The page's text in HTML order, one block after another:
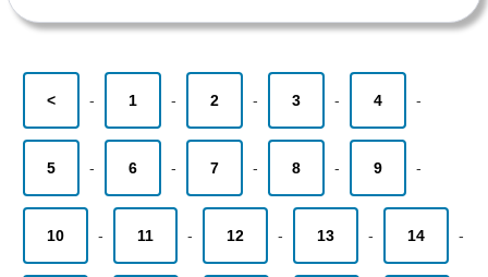
< - 1 - 2 - 3 - 4 -
5 - 6 - 7 - 8 - 9 -
10 - 11 - 12 - 13 - 14 -